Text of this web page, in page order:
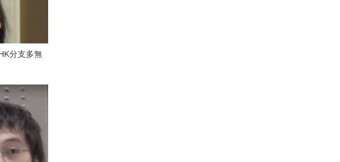
分支多無